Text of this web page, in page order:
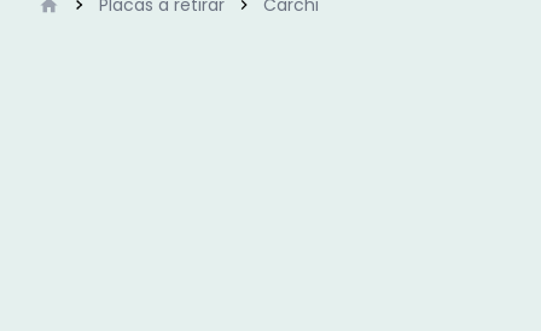
Placas a retirar Carchi